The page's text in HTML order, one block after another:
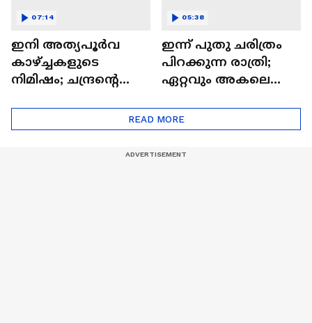
ഇനി അത്യപൂര്‍വ
കാഴ്ച്ചകളുടെ
നിമിഷം; ചന്ദ്രന്റെ
ഒറിയോണിന്റെ യാത്ര
ആരംഭിച്ചു
07:14
ഇന്ന് പുതു ചരിത്രം
പിറക്കുന്ന രാത്രി;
ഏറ്റവും അകലെ
05:38
READ MORE